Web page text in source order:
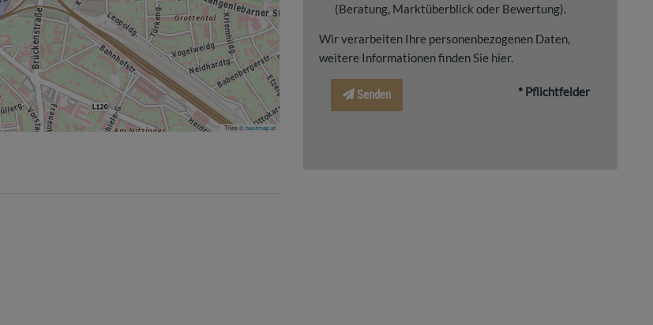
Tiles ©basemap.at
(Beratung, Marktüberblick oder Bewertung).
Wir verarbeiten Ihre personenbezogenen Daten,
weitere Informationen finden Sie hier.
Senden * Pflichtfelder